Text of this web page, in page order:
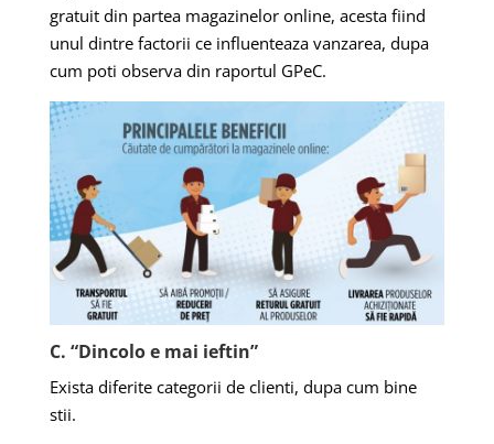
gratuit din partea magazinelor online, acesta fiind
unul dintre factorii ce influenteaza vanzarea, dupa
cum poti observa din raportul GPeC.
C. “Dincolo e mai ieftin”
Exista diferite categorii de clienti, dupa cum bine
stii.